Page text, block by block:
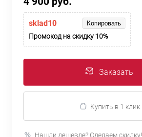
sklad10 Копировать
Промокод на скидку 10%
Заказать
Купить в 1 клик
Нашли дешевле? Сделаем скидку!